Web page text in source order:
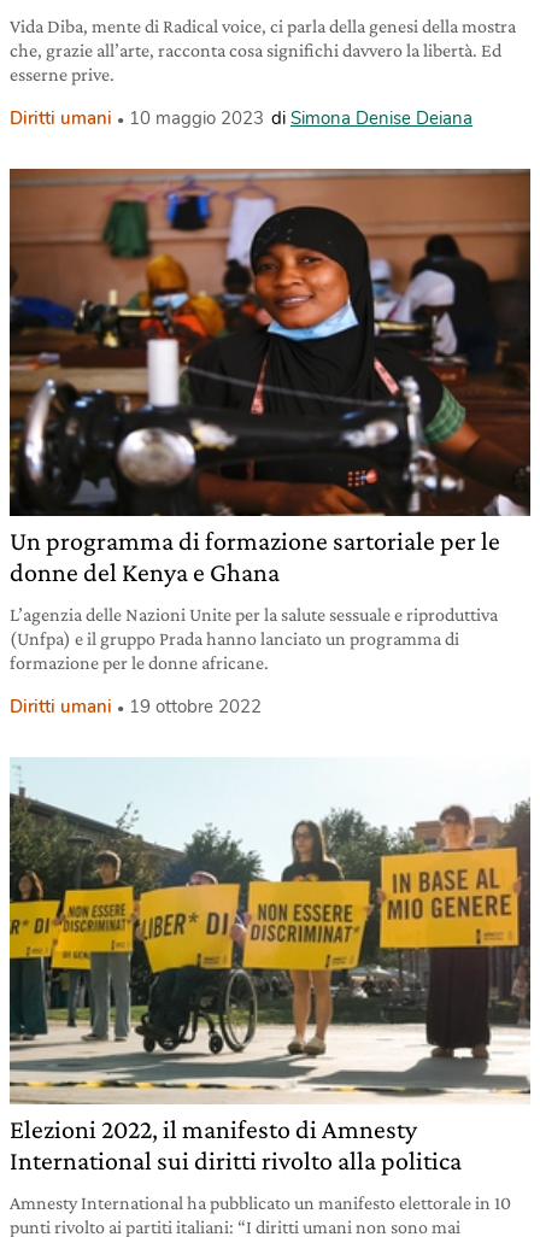
Vida Diba, mente di Radical voice, ci parla della genesi della mostra
che, grazie all’arte, racconta cosa significhi davvero la libertà. Ed
esserne prive.
Diritti umani 10 maggio 2023 di Simona Denise Deiana
Un programma di formazione sartoriale per le
donne del Kenya e Ghana
L’agenzia delle Nazioni Unite per la salute sessuale e riproduttiva
(Unfpa) e il gruppo Prada hanno lanciato un programma di
formazione per le donne africane.
Diritti umani 19 ottobre 2022
Elezioni 2022, il manifesto di Amnesty
International sui diritti rivolto alla politica
Amnesty International ha pubblicato un manifesto elettorale in 10
punti rivolto ai partiti italiani: “I diritti umani non sono mai